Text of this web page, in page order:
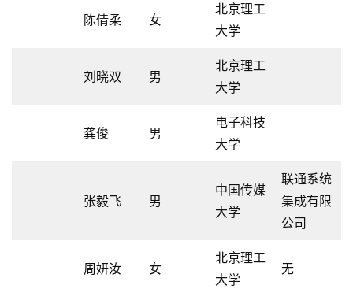
陈倩柔 女
北京理工
大学
刘晓双 男
北京理工
大学
龚俊 男
电子科技
大学
张毅飞 男
中国传媒
大学
联通系统
集成有限
公司
周妍汝 女
北京理工
大学
无